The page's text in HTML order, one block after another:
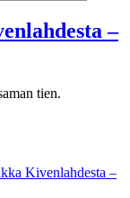
–
tien.
Kivenlahdesta –